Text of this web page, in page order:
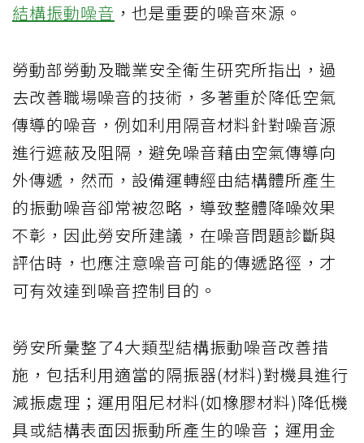
結構振動噪音 ，也是重要的噪音來源。
勞動部勞動及職業安全衛生研究所指出，過
去改善職場噪音的技術，多著重於降低空氣
傳導的噪音，例如利用隔音材料針對噪音源
進行遮蔽及阻隔，避免噪音藉由空氣傳導向
外傳遞，然而，設備運轉經由結構體所產生
的振動噪音卻常被忽略，導致整體降噪效果
不彰，因此勞安所建議，在噪音問題診斷與
評估時，也應注意噪音可能的傳遞路徑，才
可有效達到噪音控制目的。
勞安所彙整了4大類型結構振動噪音改善措
施，包括利用適當的隔振器(材料)對機具進行
減振處理；運用阻尼材料(如橡膠材料)降低機
具或結構表面因振動所產生的噪音；運用金